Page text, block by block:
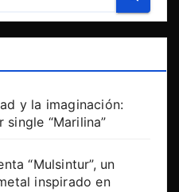
y la imaginación:
“Marilina”
“Mulsintur”, un
inspirado en